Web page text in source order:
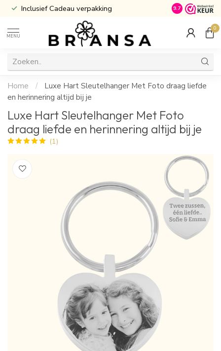
Inclusief Cadeau verpakking Atijd Gratis
9.7
MENU
0
Home /
Luxe Hart Sleutelhanger Met Foto draag liefde
en herinnering altijd bij je
Luxe Hart Sleutelhanger Met Foto
draag liefde en herinnering altijd bij je
(1)